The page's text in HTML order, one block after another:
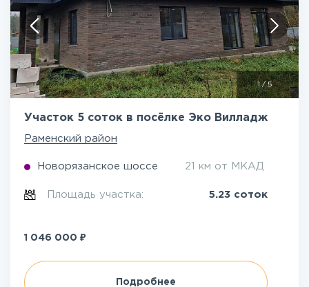
1/5
Участок 5 соток в посёлке Эко Вилладж
Раменский район
Новорязанское шоссе 21 км от МКАД
Площадь участка: 5.23 соток
1 046 000 ₽
Подробнее